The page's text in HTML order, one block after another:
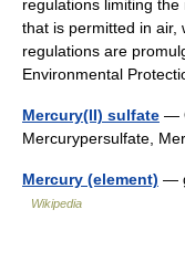
regulations limiting
that is permitted in air,
regulations are
Environmental
Mercury(II) sulfate —
Mercurypersulfate,
Mercury (element) —
Wikipedia